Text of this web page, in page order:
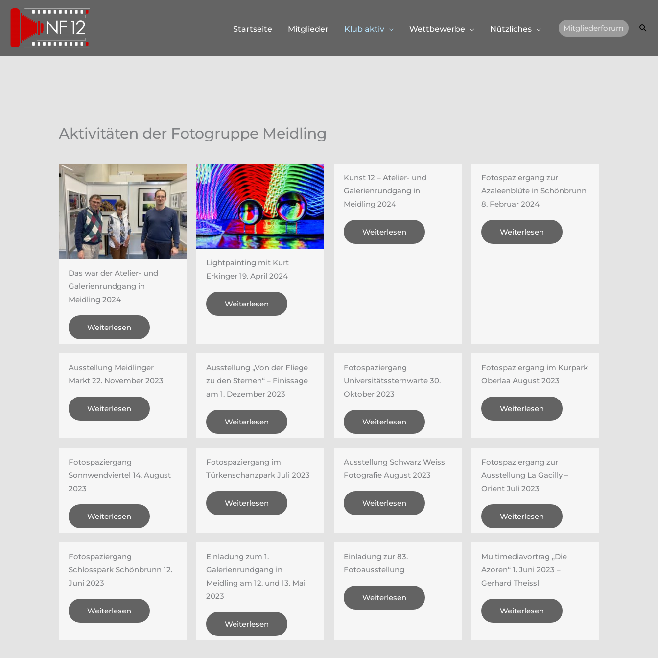
Zum
springen
Startseite Mitglieder Klub aktiv Wettbewerbe Nützliches Mitgliederforum
Aktivitäten der Fotogruppe Meidling
Das war der Atelier- und
Galerienrundgang in
Meidling 2024
Weiterlesen
Lightpainting mit Kurt
Erkinger 19. April 2024
Weiterlesen
Kunst 12 – Atelier- und
Galerienrundgang in
Meidling 2024
Weiterlesen
Fotospaziergang zur
Azaleenblüte in Schönbrunn
8. Februar 2024
Weiterlesen
Ausstellung Meidlinger
Markt 22. November 2023
Weiterlesen
Ausstellung „Von der Fliege
zu den Sternen“ – Finissage
am 1. Dezember 2023
Weiterlesen
Fotospaziergang
Universitätssternwarte 30.
Oktober 2023
Weiterlesen
Fotospaziergang im Kurpark
Oberlaa August 2023
Weiterlesen
Fotospaziergang
Sonnwendviertel 14. August
2023
Weiterlesen
Fotospaziergang im
Türkenschanzpark Juli 2023
Weiterlesen
Ausstellung Schwarz Weiss
Fotografie August 2023
Weiterlesen
Fotospaziergang zur
Ausstellung La Gacilly –
Orient Juli 2023
Weiterlesen
Fotospaziergang
Schlosspark Schönbrunn 12.
Juni 2023
Weiterlesen
Einladung zum 1.
Galerienrundgang in
Meidling am 12. und 13. Mai
2023
Weiterlesen
Einladung zur 83.
Fotoausstellung
Weiterlesen
Multimediavortrag „Die
Azoren“ 1. Juni 2023 –
Gerhard Theissl
Weiterlesen